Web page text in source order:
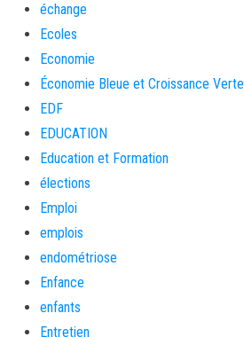
échange
Ecoles
Economie
Économie Bleue et Croissance Verte
EDF
EDUCATION
Education et Formation
élections
Emploi
emplois
endométriose
Enfance
enfants
Entretien